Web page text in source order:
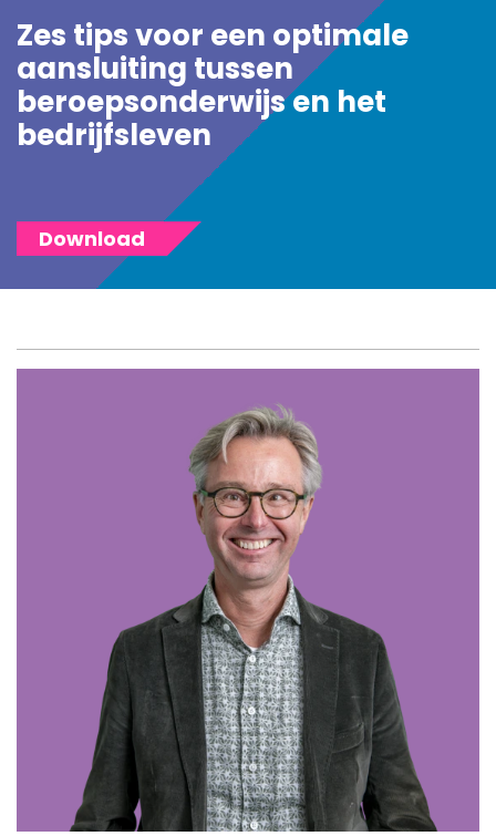
Zes tips voor een optimale
aansluiting tussen
beroepsonderwijs en het
bedrijfsleven
Download